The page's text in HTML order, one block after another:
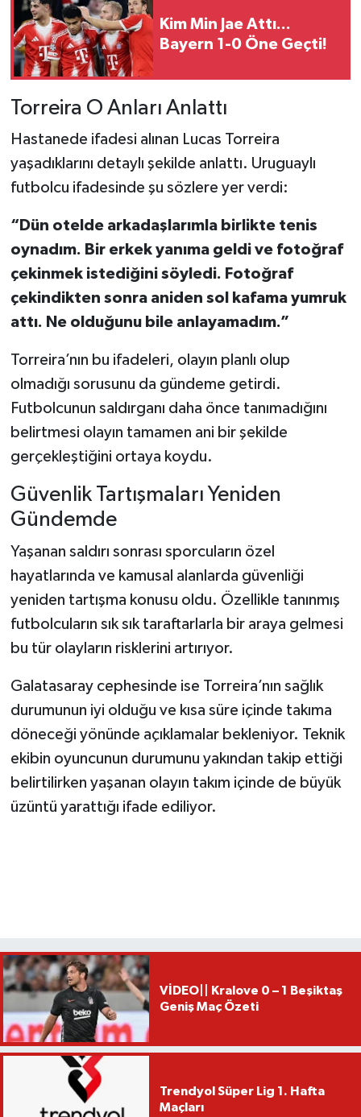
Kim Min Jae Attı...
Bayern 1-0 Öne Geçti!
Torreira O Anları Anlattı
Hastanede ifadesi alınan Lucas Torreira
yaşadıklarını detaylı şekilde anlattı. Uruguaylı
futbolcu ifadesinde şu sözlere yer verdi:
“Dün otelde arkadaşlarımla birlikte tenis
oynadım. Bir erkek yanıma geldi ve fotoğraf
çekinmek istediğini söyledi. Fotoğraf
çekindikten sonra aniden sol kafama yumruk
attı. Ne olduğunu bile anlayamadım.”
Torreira’nın bu ifadeleri, olayın planlı olup
olmadığı sorusunu da gündeme getirdi.
Futbolcunun saldırganı daha önce tanımadığını
belirtmesi olayın tamamen ani bir şekilde
gerçekleştiğini ortaya koydu.
Güvenlik Tartışmaları Yeniden
Gündemde
Yaşanan saldırı sonrası sporcuların özel
hayatlarında ve kamusal alanlarda güvenliği
yeniden tartışma konusu oldu. Özellikle tanınmış
futbolcuların sık sık taraftarlarla bir araya gelmesi
bu tür olayların risklerini artırıyor.
Galatasaray cephesinde ise Torreira’nın sağlık
durumunun iyi olduğu ve kısa süre içinde takıma
döneceği yönünde açıklamalar bekleniyor. Teknik
ekibin oyuncunun durumunu yakından takip ettiği
belirtilirken yaşanan olayın takım içinde de büyük
üzüntü yarattığı ifade ediliyor.
VİDEO|| Kralove 0 – 1 Beşiktaş
Geniş Maç Özeti
Trendyol Süper Lig 1. Hafta
Maçları